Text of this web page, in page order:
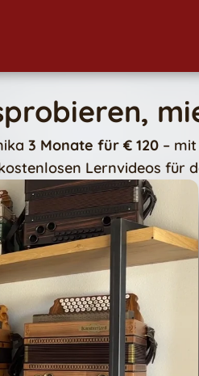
3 Monate für € 120– mit
Lernvideos für